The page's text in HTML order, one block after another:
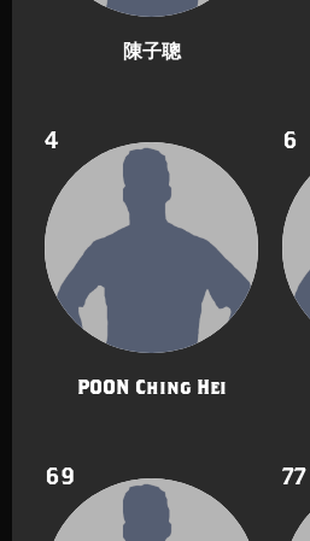
陳子聰
4
POON Ching Hei
6
69 77